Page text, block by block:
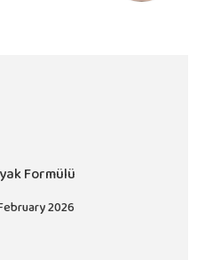
Formülü​
2026